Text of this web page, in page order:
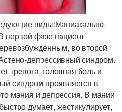
виды:Маниакально-
первой фазе пациент
во второй
депрессивный синдром.
тревога, головная боль и
синдром проявляется в
мания и депрессия. В мании
думает, жестикулирует,